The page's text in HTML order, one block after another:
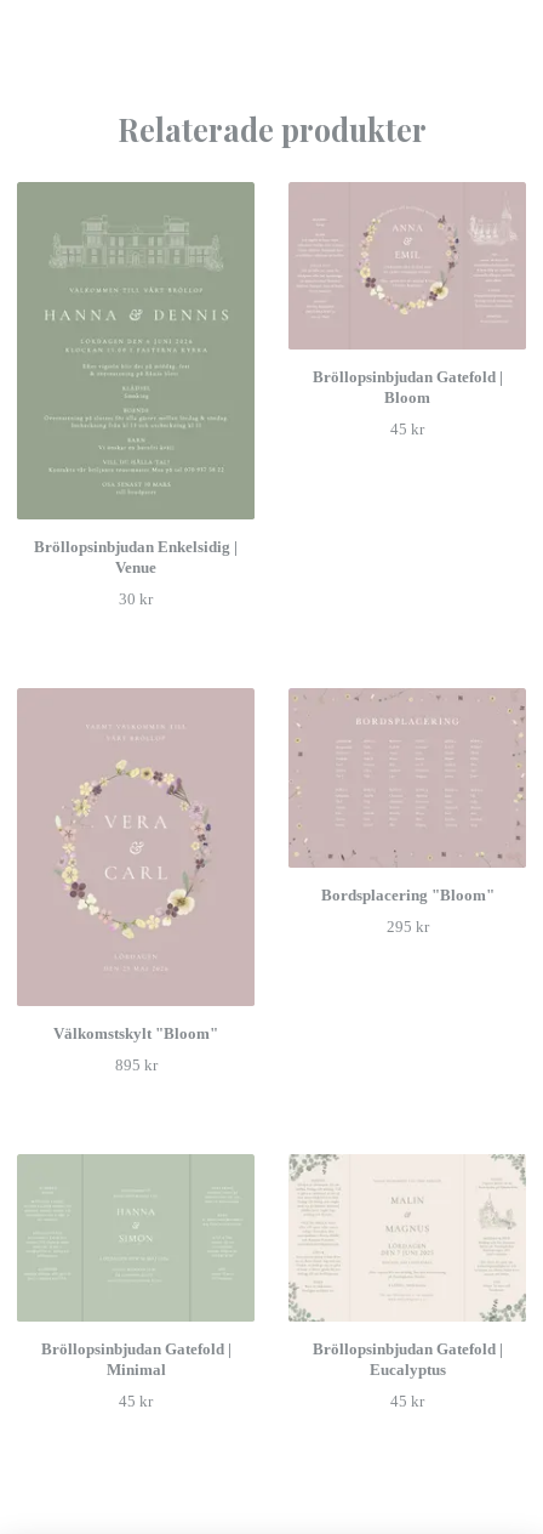
Relaterade produkter
Bröllopsinbjudan Enkelsidig |
Venue
30 kr
Bröllopsinbjudan Gatefold |
Bloom
45 kr
Välkomstskylt "Bloom"
895 kr
Bordsplacering "Bloom"
295 kr
Bröllopsinbjudan Gatefold |
Minimal
45 kr
Bröllopsinbjudan Gatefold |
Eucalyptus
45 kr